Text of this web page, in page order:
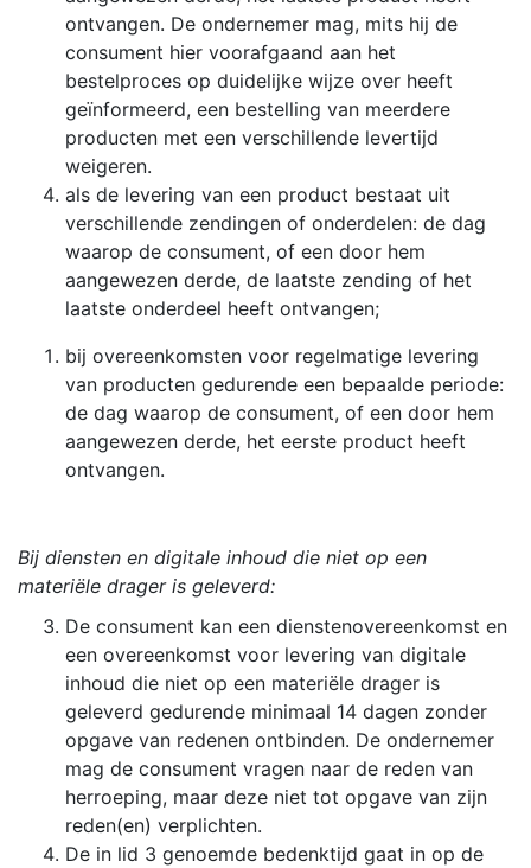
ontvangen. De ondernemer mag, mits hij de
consument hier voorafgaand aan het
bestelproces op duidelijke wijze over heeft
geïnformeerd, een bestelling van meerdere
producten met een verschillende levertijd
weigeren.
als de levering van een product bestaat uit
verschillende zendingen of onderdelen: de dag
waarop de consument, of een door hem
aangewezen derde, de laatste zending of het
laatste onderdeel heeft ontvangen;
bij overeenkomsten voor regelmatige levering
van producten gedurende een bepaalde periode:
de dag waarop de consument, of een door hem
aangewezen derde, het eerste product heeft
ontvangen.
Bij diensten en digitale inhoud die niet op een
materiële drager is geleverd:
De consument kan een dienstenovereenkomst en
een overeenkomst voor levering van digitale
inhoud die niet op een materiële drager is
geleverd gedurende minimaal 14 dagen zonder
opgave van redenen ontbinden. De ondernemer
mag de consument vragen naar de reden van
herroeping, maar deze niet tot opgave van zijn
reden(en) verplichten.
De in lid 3 genoemde bedenktijd gaat in op de